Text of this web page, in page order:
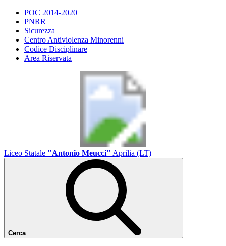
POC 2014-2020
PNRR
Sicurezza
Centro Antiviolenza Minorenni
Codice Disciplinare
Area Riservata
Liceo Statale "Antonio Meucci" Aprilia (LT)
Cerca